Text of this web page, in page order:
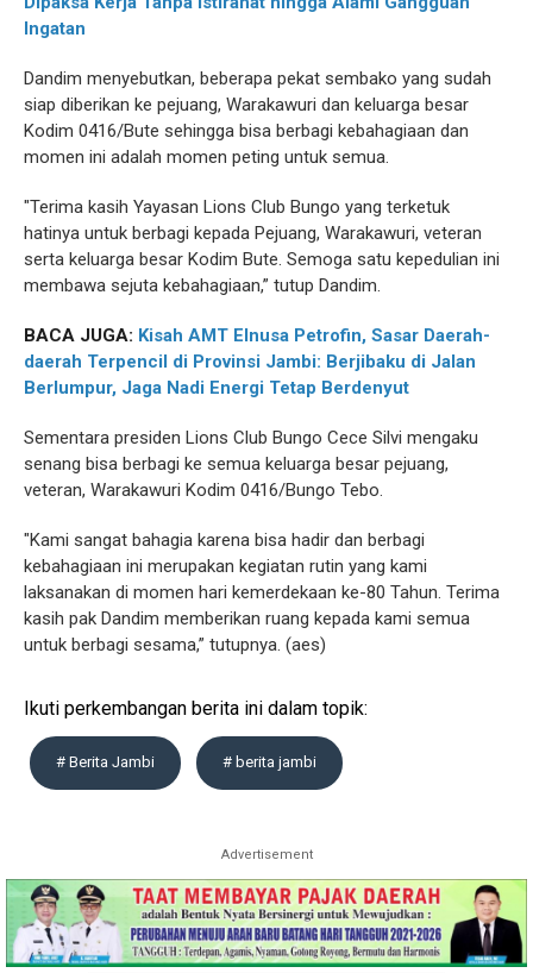
Ingatan
Dandim menyebutkan, beberapa pekat sembako yang sudah
siap diberikan ke pejuang, Warakawuri dan keluarga besar
Kodim 0416/Bute sehingga bisa berbagi kebahagiaan dan
momen ini adalah momen peting untuk semua.
"Terima kasih Yayasan Lions Club Bungo yang terketuk
hatinya untuk berbagi kepada Pejuang, Warakawuri, veteran
serta keluarga besar Kodim Bute. Semoga satu kepedulian ini
membawa sejuta kebahagiaan,” tutup Dandim.
BACA JUGA: Kisah AMT Elnusa Petrofin, Sasar Daerah-
daerah Terpencil di Provinsi Jambi: Berjibaku di Jalan
Berlumpur, Jaga Nadi Energi Tetap Berdenyut
Sementara presiden Lions Club Bungo Cece Silvi mengaku
senang bisa berbagi ke semua keluarga besar pejuang,
veteran, Warakawuri Kodim 0416/Bungo Tebo.
"Kami sangat bahagia karena bisa hadir dan berbagi
kebahagiaan ini merupakan kegiatan rutin yang kami
laksanakan di momen hari kemerdekaan ke-80 Tahun. Terima
kasih pak Dandim memberikan ruang kepada kami semua
untuk berbagi sesama,” tutupnya. (aes)
Ikuti perkembangan berita ini dalam topik:
# Berita Jambi # berita jambi
Advertisement